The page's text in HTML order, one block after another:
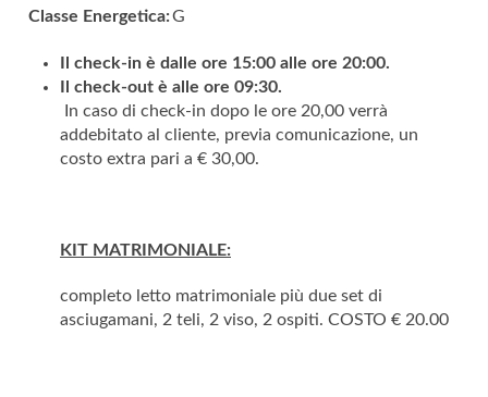
Classe Energetica:G
Il check-in è dalle ore 15:00 alle ore 20:00.
Il check-out è alle ore 09:30.
In caso di check-in dopo le ore 20,00 verrà
addebitato al cliente, previa comunicazione, un
costo extra pari a € 30,00.
KIT MATRIMONIALE:
completo letto matrimoniale più due set di
asciugamani, 2 teli, 2 viso, 2 ospiti. COSTO € 20.00